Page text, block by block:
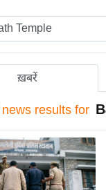
ख़बरें
news results for